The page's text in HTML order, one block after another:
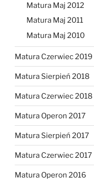
Matura Maj 2012
Matura Maj 2011
Matura Maj 2010
Matura Czerwiec 2019
Matura Sierpień 2018
Matura Czerwiec 2018
Matura Operon 2017
Matura Sierpień 2017
Matura Czerwiec 2017
Matura Operon 2016